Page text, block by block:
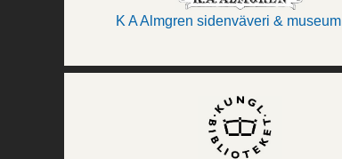
K A Almgren sidenväveri & museum